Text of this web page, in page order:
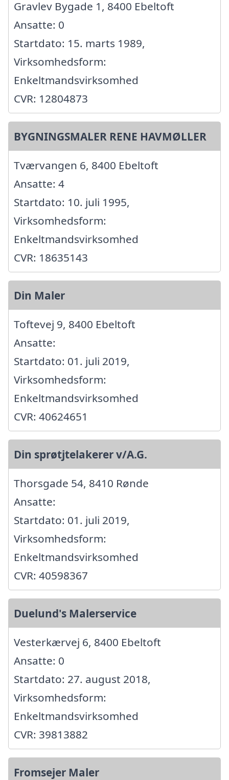
Gravlev Bygade 1, 8400 Ebeltoft
Ansatte: 0
Startdato: 15. marts 1989,
Virksomhedsform:
Enkeltmandsvirksomhed
CVR: 12804873
BYGNINGSMALER RENE HAVMØLLER
Tværvangen 6, 8400 Ebeltoft
Ansatte: 4
Startdato: 10. juli 1995,
Virksomhedsform:
Enkeltmandsvirksomhed
CVR: 18635143
Din Maler
Toftevej 9, 8400 Ebeltoft
Ansatte:
Startdato: 01. juli 2019,
Virksomhedsform:
Enkeltmandsvirksomhed
CVR: 40624651
Din sprøtjtelakerer v/A.G.
Thorsgade 54, 8410 Rønde
Ansatte:
Startdato: 01. juli 2019,
Virksomhedsform:
Enkeltmandsvirksomhed
CVR: 40598367
Duelund's Malerservice
Vesterkærvej 6, 8400 Ebeltoft
Ansatte: 0
Startdato: 27. august 2018,
Virksomhedsform:
Enkeltmandsvirksomhed
CVR: 39813882
Fromsejer Maler